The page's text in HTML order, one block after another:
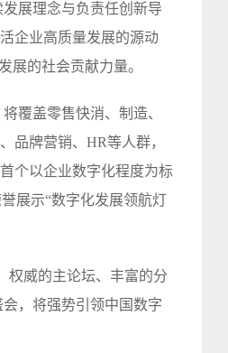
展理念与负责任创新导
企业高质量发展的源动
展的社会贡献力量。
覆盖零售快消、制造、
品牌营销、HR等人群，
个以企业数字化程度为标
展示“数字化发展领航灯
权威的主论坛、丰富的分
，将强势引领中国数字